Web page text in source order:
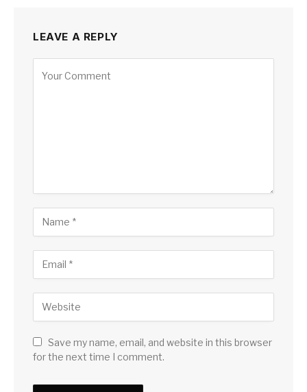
LEAVE A REPLY
Save my name, email, and website in this browser
for the next time I comment.